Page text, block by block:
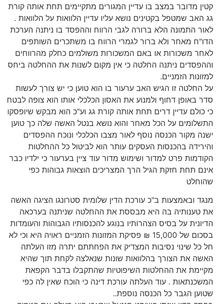
קטין מדובר במצב בו עדיין המגורים מתקיימים תחת אותה קורת
גג האב שמטפל בקטינים נושא עליו עדיין הלוואות על הלוואות .
לאור התמונה הלא ברורה לגבי הרווח וההפסד בו ניתנה הערכת
הדו"ח מאחר ולא ברור לגמרי הרווח בו משתכרים השותפים
לאחר משכורות או באם המשכורות משולמים כחלק מהרווחים
וההפסדים ניתנה החלטה כי אין מקום לשנות את ההחלטה ביחס
למזונות הזמניים.
על החלטה זו הגיש האב ערעור בו הוא טוען כי יש צורך לעשות
סדר באופן דחוף ולמנוע את האסון הכלכלי אותו הוא צופה לבטח
כי כולם עדיין דרים תחת אותה קורת גג וע"כ הוא מבקש שיופסקו
התשלומים על הכל מאחר והוא נושא בנטל האשה שלה כך טוען
ישנה מקור הכנסה נוסף לאור מצבו הכלכלי ונוכח ההפסדים
והירידה בהכנסות העסקים עותר הוא לביטול כל ההחלטות
הקודמות פרט למדור ושימוש מדור עוד ציין בערעור כי ילדיו כבר
אינם תחת חזקת הגיל הרך המצריכים הוצאות גבוהות כפי
שהוחלט
מנגד ובאמצעות ב"כ עורכת הדין שלומית סטרונגו הציגה האשה
את טענותיה בה היא מבססת את ההחלטה שניתנה בערכאה
הדיונית על בסיס הצהרותיו בנוגע להכנסותיו הגבוהות והעומדות
בסכום של 15,000 ₪ פסיקת המזונות הזמניים ראויה היא וכי לא
חל כל שינוי נסיבות המצדיק את הפחתתם יתרה מזו העלתה
האשה את הצורך בהלוואות שונות שנאלצה לקחת תוך שהיא
מקיימת את ההחלטות השיפוטיות שהתקבלו בדבר הקפאת
המשכנתאות . עוד העלתה עורכת דינה כי הוכח שאין לה כפי
שטוען הגבר כל הכנסה נוספת..